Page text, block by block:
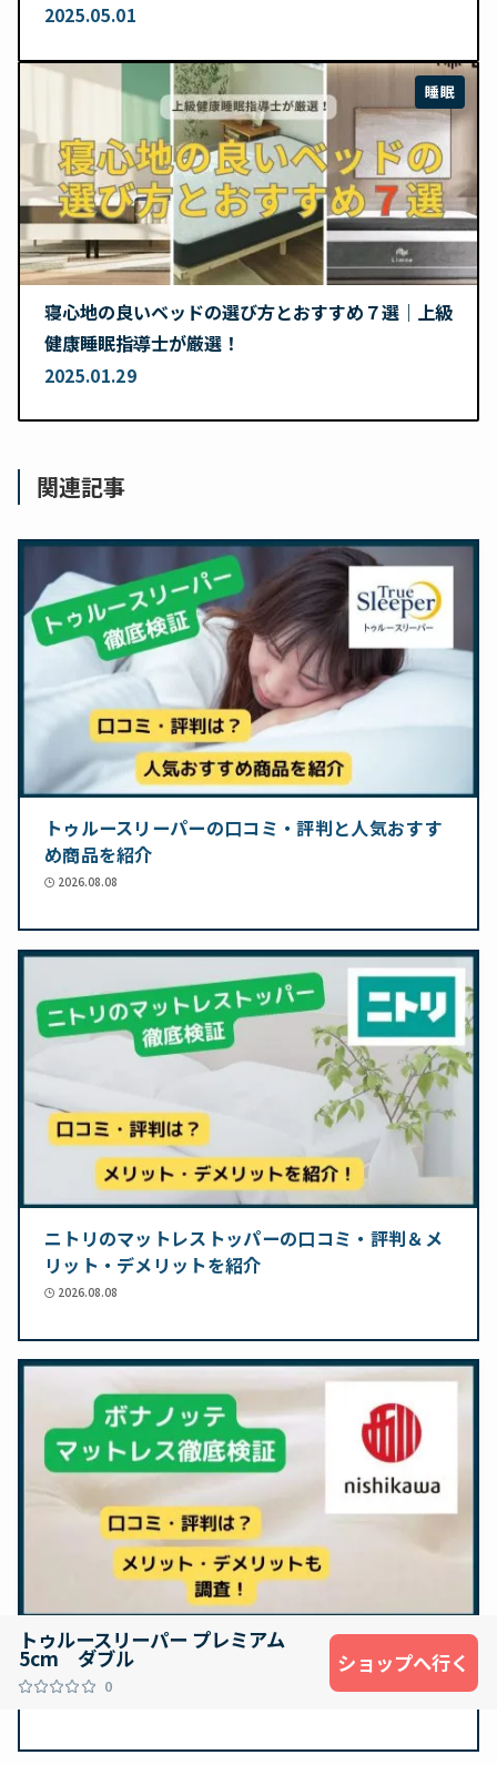
トゥルースリーパー プレミアム
5cm ダブル
0
ショップへ行く
2025.05.01
睡眠
寝心地の良いベッドの選び方とおすすめ７選｜上級
健康睡眠指導士が厳選！
2025.01.29
関連記事
トゥルースリーパーの口コミ・評判と人気おすす
め商品を紹介
2026.08.08
ニトリのマットレストッパーの口コミ・評判＆メ
リット・デメリットを紹介
2026.08.08
ボナノッテマットレスの口コミ・評判＆メリッ
ト・デメリットを紹介